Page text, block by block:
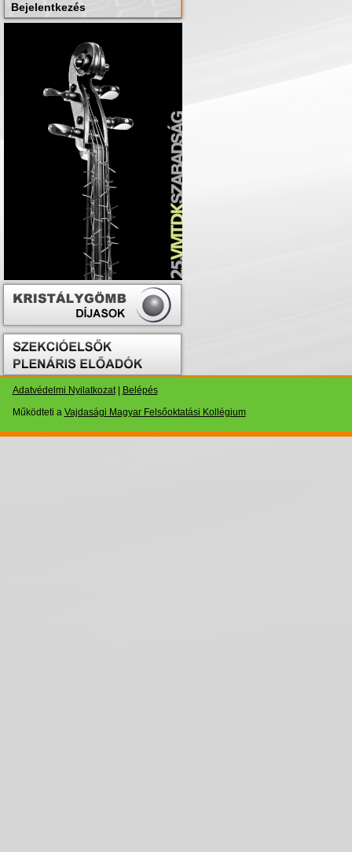
Bejelentkezés
Adatvédelmi Nyilatkozat|
Belépés
Működteti a Vajdasági Magyar Felsőoktatási Kollégium